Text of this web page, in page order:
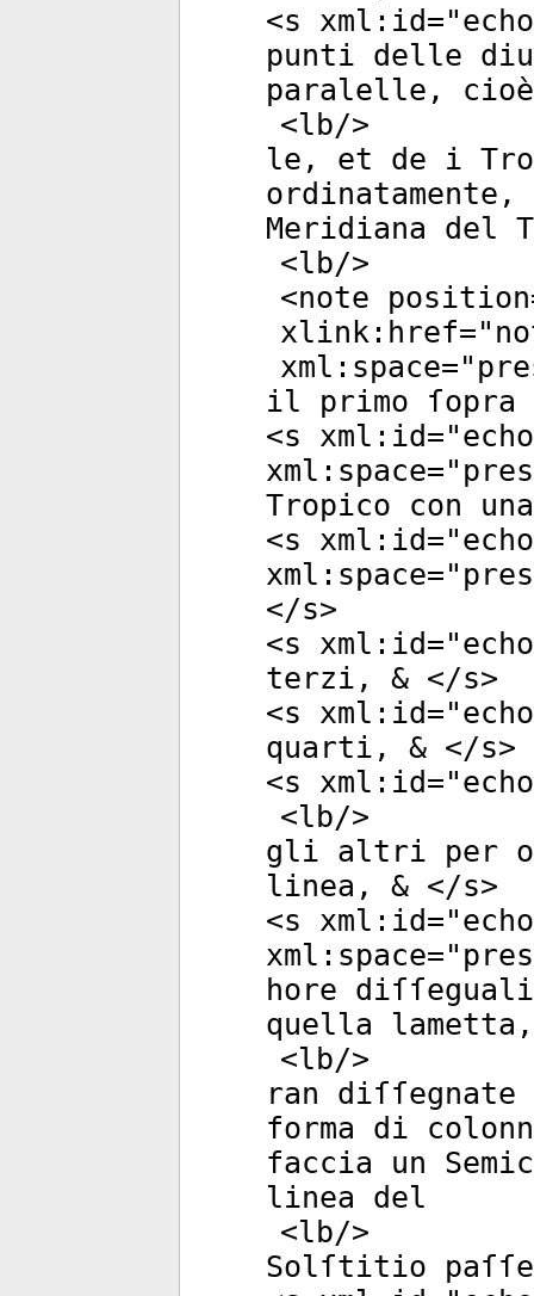
<s xml:id="
punti delle
paralelle,
<lb/>
le, et de i
Meridiana del
<lb/>
<note position
xlink:href="
xml:space="
il primo
<s xml:id="
xml:space="
Tropico con
<s xml:id="
xml:space="
</s>
<s xml:id="
terzi, & </s>
<s xml:id="
quarti, & </s>
<s xml:id="
<lb/>
gli altri per
linea, & </s>
<s xml:id="
xml:space="
hore
quella
<lb/>
ran
forma di
faccia un
linea del
<lb/>
Solſtitio